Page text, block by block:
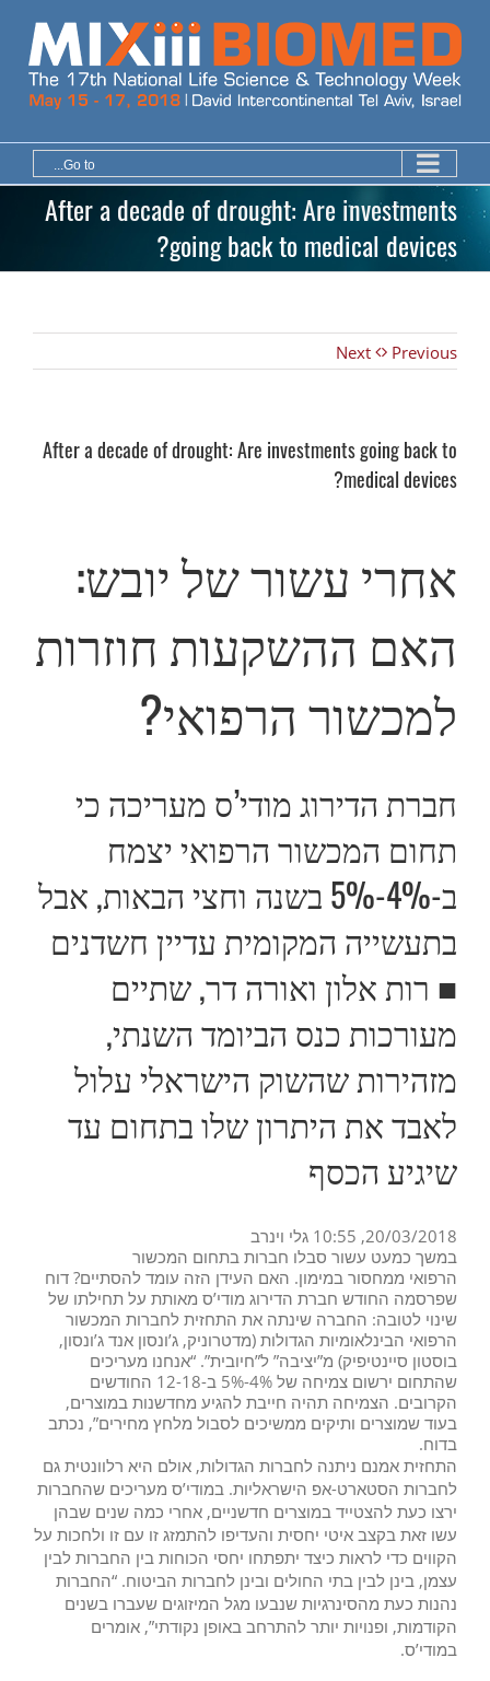
content
Go to...
After a decade of drought: Are investments
going back to medical devices?
Previous
Next
After a decade of drought: Are investments going back to
medical devices?
אחרי עשור של יובש:
האם ההשקעות חוזרות
למכשור הרפואי?
חברת הדירוג מודי’ס מעריכה כי
תחום המכשור הרפואי יצמח
ב-4%-5% בשנה וחצי הבאות, אבל
בתעשייה המקומית עדיין חשדנים
■ רות אלון ואורה דר, שתיים
מעורכות כנס הביומד השנתי,
מזהירות שהשוק הישראלי עלול
לאבד את היתרון שלו בתחום עד
שיגיע הכסף
20/03/2018, 10:55
גלי וינרב
במשך כמעט עשור סבלו חברות בתחום המכשור
הרפואי ממחסור במימון. האם העידן הזה עומד להסתיים? דוח
שפרסמה החודש חברת הדירוג מודי’ס מאותת על תחילתו של
שינוי לטובה: החברה שינתה את התחזית לחברות המכשור
הרפואי הבינלאומיות הגדולות (מדטרוניק, ג’ונסון אנד ג’ונסון,
בוסטון סיינטיפיק) מ”יציבה” ל”חיובית”. “אנחנו מעריכים
שהתחום ירשום צמיחה של 4%-5% ב-12-18 החודשים
הקרובים. הצמיחה תהיה חייבת להגיע מחדשנות במוצרים,
בעוד שמוצרים ותיקים ממשיכים לסבול מלחץ מחירים”, נכתב
בדוח.
התחזית אמנם ניתנה לחברות הגדולות, אולם היא רלוונטית גם
לחברות הסטארט-אפ הישראליות. במודי’ס מעריכים שהחברות
ירצו כעת להצטייד במוצרים חדשניים, אחרי כמה שנים שבהן
עשו זאת בקצב איטי יחסית והעדיפו להתמזג זו עם זו ולחכות על
הקווים כדי לראות כיצד יתפתחו יחסי הכוחות בין החברות לבין
עצמן, בינן לבין בתי החולים ובינן לחברות הביטוח. “החברות
נהנות כעת מהסינרגיות שנבעו מגל המיזוגים שעברו בשנים
הקודמות, ופנויות יותר להתרחב באופן נקודתי”, אומרים
במודי’ס.